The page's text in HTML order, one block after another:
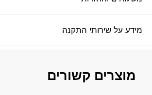
מידע על שירותי התקנה
מוצרים קשורים